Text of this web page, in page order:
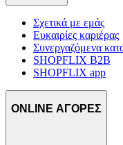
Σχετικά με εμάς
Ευκαιρίες καριέρας
Συνεργαζόμενα
SHOPFLIX B2B
SHOPFLIX app
ONLINE ΑΓΟΡΕΣ